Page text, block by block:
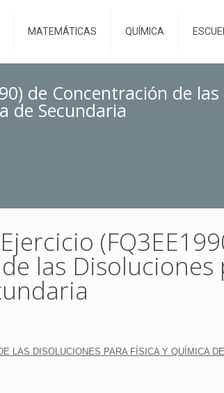
MATEMÁTICAS QUÍMICA
de Concentración de las
de Secundaria
las Disoluciones
LAS DISOLUCIONES PARA FÍSICA Y QUÍMICA